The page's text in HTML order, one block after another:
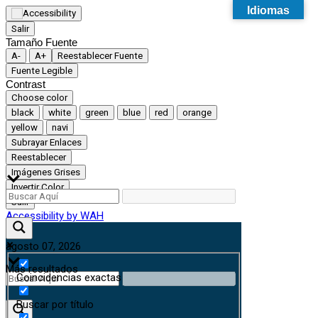
Salir
Tamaño Fuente
A- A+
Reestablecer Fuente
Fuente Legible
Contrast
Choose color
black
white green blue red
orange
yellow
navi
Subrayar Enlaces
Reestablecer
Imágenes Grises
Invertir Color
Salir
Accessibility by WAH
agosto 07, 2026
Idiomas
Más resultados
Coincidencias exactas
Buscar por título